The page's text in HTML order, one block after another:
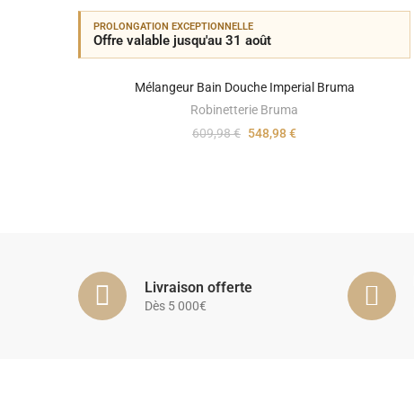
PROLONGATION EXCEPTIONNELLE
Offre valable jusqu'au 31 août
Mélangeur Bain Douche Imperial Bruma
Robinetterie Bruma
609,98 € 548,98 €
Livraison offerte
Dès 5 000€